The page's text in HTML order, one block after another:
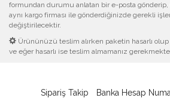
formundan durumu anlatan bir e-posta
aynı kargo firması ile gönderdiğinizde gerekli
değiştirilecektir.
Ürününüzü teslim alırken paketin hasarlı
ve eğer hasarlı ise teslim almamanız
Sipariş Takip Banka Hesap